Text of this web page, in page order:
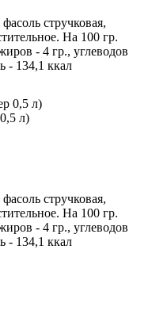
стручковая,
На 100 гр.
- 4 гр., углеводов
- 134,1 ккал
л)
стручковая,
На 100 гр.
- 4 гр., углеводов
- 134,1 ккал